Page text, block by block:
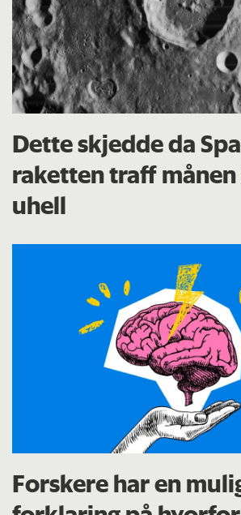
Dette skjedde da
raketten traff
uhell
Forskere har en